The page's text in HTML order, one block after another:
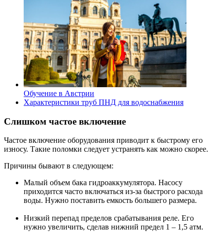
Обучение в Австрии
Характеристики труб ПНД для водоснабжения
Слишком частое включение
Частое включение оборудования приводит к быстрому его
износу. Такие поломки следует устранять как можно скорее.
Причины бывают в следующем:
Малый объем бака гидроаккумулятора. Насосу
приходится часто включаться из-за быстрого расхода
воды. Нужно поставить емкость большего размера.
Низкий перепад пределов срабатывания реле. Его
нужно увеличить, сделав нижний предел 1 – 1,5 атм.